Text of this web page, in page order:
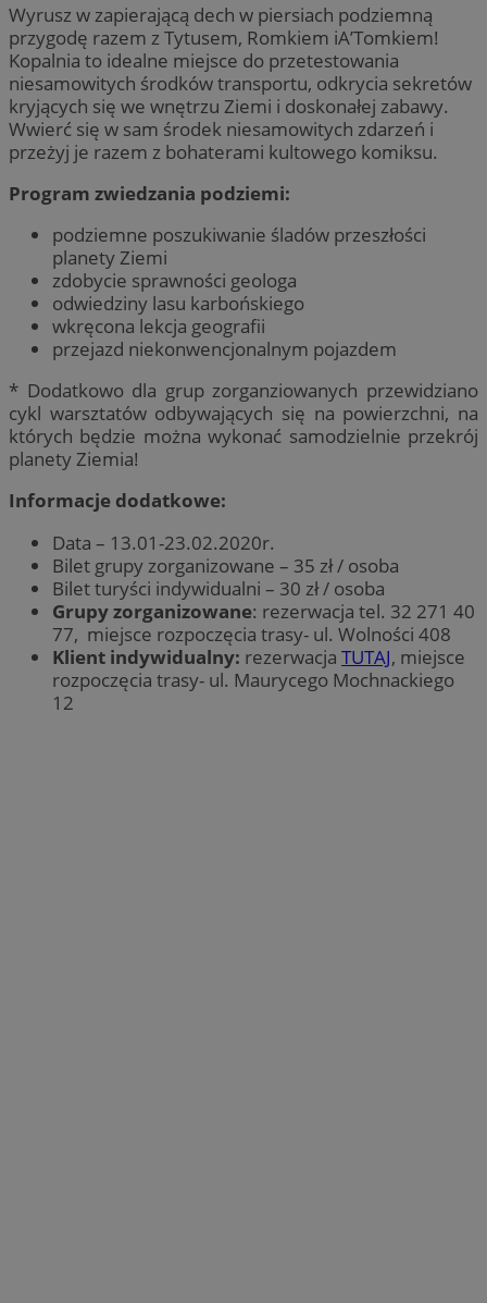
Wyrusz w zapierającą dech w piersiach podziemną
przygodę razem z Tytusem, Romkiem iA’Tomkiem!
Kopalnia to idealne miejsce do przetestowania
niesamowitych środków transportu, odkrycia sekretów
kryjących się we wnętrzu Ziemi i doskonałej zabawy.
Wwierć się w sam środek niesamowitych zdarzeń i
przeżyj je razem z bohaterami kultowego komiksu.
Program zwiedzania podziemi:
podziemne poszukiwanie śladów przeszłości
planety Ziemi
zdobycie sprawności geologa
odwiedziny lasu karbońskiego
wkręcona lekcja geografii
przejazd niekonwencjonalnym pojazdem
* Dodatkowo dla grup zorganziowanych przewidziano
cykl warsztatów odbywających się na powierzchni, na
których będzie można wykonać samodzielnie przekrój
planety Ziemia!
Informacje dodatkowe:
Data – 13.01-23.02.2020r.
Bilet grupy zorganizowane – 35 zł / osoba
Bilet turyści indywidualni – 30 zł / osoba
Grupy zorganizowane: rezerwacja tel. 32 271 40
77, miejsce rozpoczęcia trasy- ul. Wolności 408
Klient indywidualny: rezerwacja TUTAJ, miejsce
rozpoczęcia trasy- ul. Maurycego Mochnackiego
12